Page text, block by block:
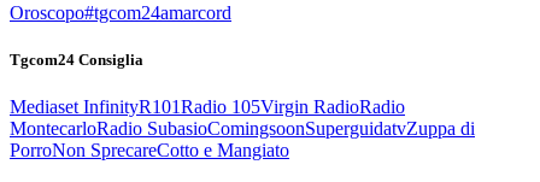
Oroscopo#tgcom24amarcord
Tgcom24 Consiglia
Mediaset InfinityR101Radio 105Virgin RadioRadio
MontecarloRadio SubasioComingsoonSuperguidatvZuppa di
PorroNon SprecareCotto e Mangiato